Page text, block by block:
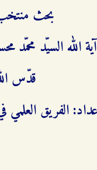
بحث
آية الله السيّد محمّد
قدّس
الفريق